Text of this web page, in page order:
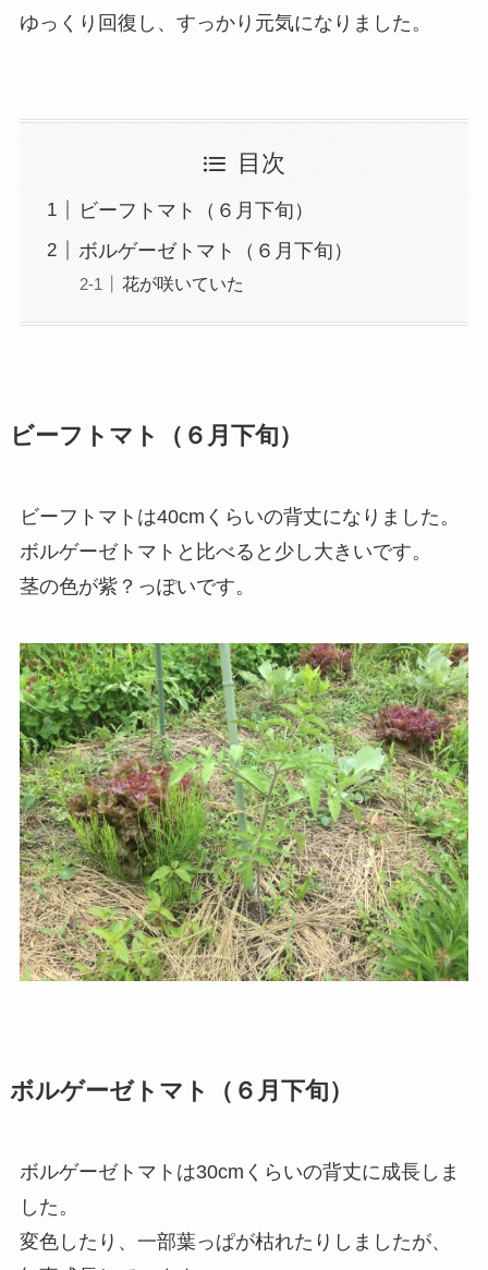
ゆっくり回復し、すっかり元気になりました。
目次
ビーフトマト（６月下旬）
ボルゲーゼトマト（６月下旬）
花が咲いていた
ビーフトマト（６月下旬）
ビーフトマトは40cmくらいの背丈になりました。
ボルゲーゼトマトと比べると少し大きいです。
茎の色が紫？っぽいです。
ボルゲーゼトマト（６月下旬）
ボルゲーゼトマトは30cmくらいの背丈に成長しま
した。
変色したり、一部葉っぱが枯れたりしましたが、